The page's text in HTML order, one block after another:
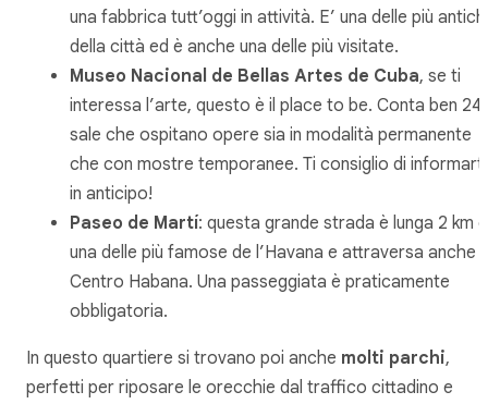
una fabbrica tutt’oggi in attività. E’ una delle più
della città ed è anche una delle più visitate.
Museo Nacional de Bellas Artes de Cuba, se ti
interessa l’arte, questo è il place to be. Conta ben 24
sale che ospitano opere sia in modalità permanente
che con mostre temporanee. Ti consiglio di informarti
in anticipo!
Paseo de Martí: questa grande strada è lunga 2 km è
una delle più famose de l’Havana e attraversa anche
Centro Habana. Una passeggiata è praticamente
obbligatoria.
In questo quartiere si trovano poi anche molti parchi,
perfetti per riposare le orecchie dal traffico cittadino e